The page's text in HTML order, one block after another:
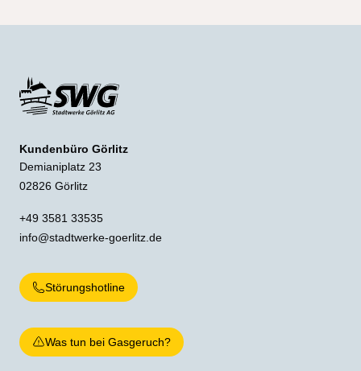
Kundenbüro Görlitz
Demianiplatz 23
02826 Görlitz
+49 3581 33535
info@stadtwerke-goerlitz.de
Störungshotline
Was tun bei Gasgeruch?